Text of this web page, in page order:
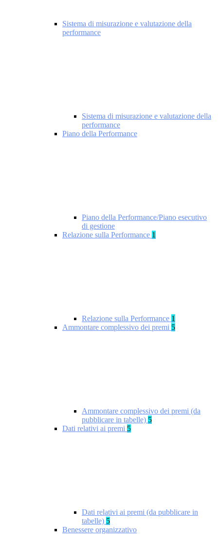
Sistema di misurazione e valutazione della
performance
Sistema di misurazione e valutazione della
performance
Piano della Performance
Piano della Performance/Piano esecutivo
di gestione
Relazione sulla Performance 1
Relazione sulla Performance 1
Ammontare complessivo dei premi 5
Ammontare complessivo dei premi (da
pubblicare in tabelle) 5
Dati relativi ai premi 5
Dati relativi ai premi (da pubblicare in
tabelle) 5
Benessere organizzativo